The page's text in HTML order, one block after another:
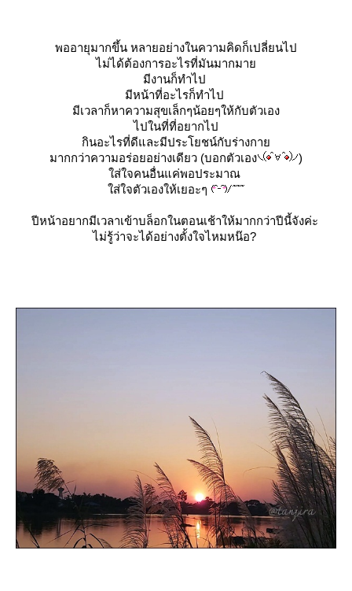
พออายุมากขึ้น หลายอย่างในความคิดก็เปลี่ยนไป
ไม่ได้ต้องการอะไรที่มันมากมา
มีงานก็ทำไป
มีหน้าที่อะไรก็ทำไป
มีเวลาก็หาความสุขเล็กๆน้อยๆให้กับตัวเอง
ไปในที่ที่อยากไป
กินอะไรที่ดีและมีประโยชน์กับร่างกา
มากกว่าความอร่อยอย่างเดียว (บอกตัวเอง
)
ส่ใจคนอื่นแค่พอประมาณ
ส่ใจตัวเองให้เยอะๆ
ปีหน้าอยากมีเวลาเข้าบล็อกในตอนเช้าให้มากกว่าปีนี้จังค่ะ
ไม่รู้ว่าจะได้อย่างตั้งใจไหมหน๊อ?